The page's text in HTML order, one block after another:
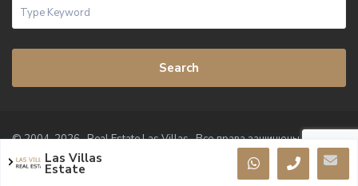
Search
© 2004-2026 · Real Estate Las Villas · Все права защищены
Условия использования
Политика конфиденциальности
Las Villas
Estate